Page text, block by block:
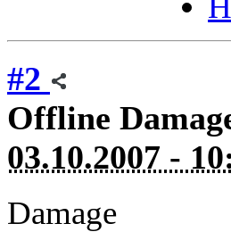
#2
Offline
03.10.2007 -
Damage